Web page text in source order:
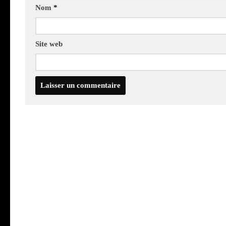
Nom *
Site web